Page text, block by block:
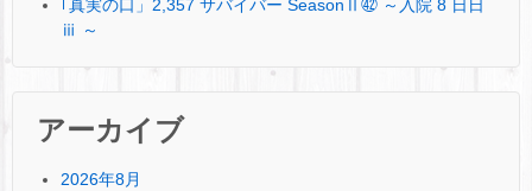
｢真実の口」2,357 サバイバー SeasonⅡ㊷ ～入院 8 日日
ⅲ ～
アーカイブ
2026年8月